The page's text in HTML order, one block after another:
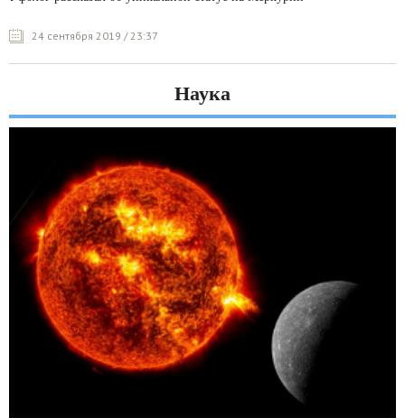
24 сентября 2019 / 23:37
Наука